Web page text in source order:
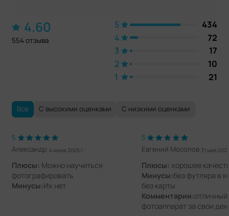
4.60
554 отзыва
5
434
4
72
3
17
2
10
1
21
Все С высокими оценками С низкими оценками
5
Александр 4 июня 2025 г.
Плюсы: Можно научиться
фотографировать
Минусы:Их нет
5
Евгений Мосолов 31 мая
Плюсы: хорошее
Минусы:без футляра в
без карты
Комментарии:отличный
фотоаппарат за свои